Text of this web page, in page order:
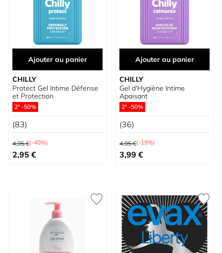
Ajouter au panier
CHILLY
Protect Gel Intime Défense
et Protection
2ª -50%
(83)
Prix normal
4,95 €(-40%)
Prix spécial
2,95 €
Ajouter au panier
CHILLY
Gel d'Hygiène Intime
Apaisant
2ª -50%
(36)
Prix normal
4,95 €(-19%)
Prix spécial
3,99 €